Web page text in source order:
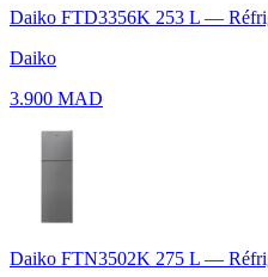
Daiko FTD3356K 253 L —
Daiko
3.900 MAD
Daiko FTN3502K 275 L —